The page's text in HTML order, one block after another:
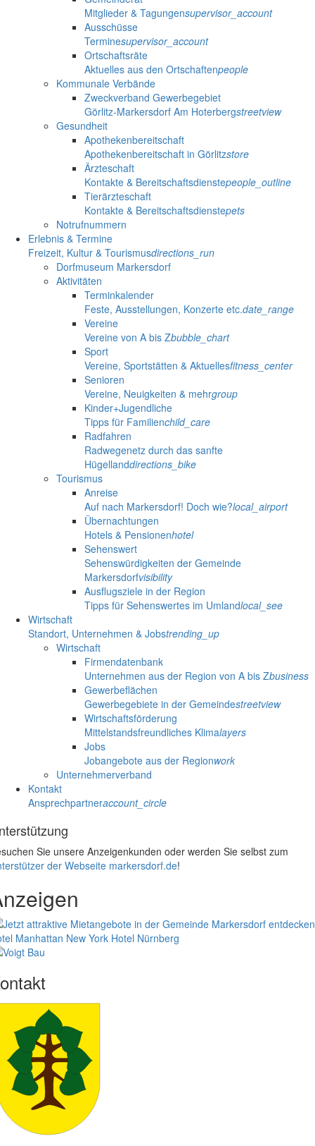
Mitglieder & Tagungensupervisor_account
Ausschüsse
Terminesupervisor_account
Ortschaftsräte
Aktuelles aus den Ortschaftenpeople
Kommunale Verbände
Zweckverband Gewerbegebiet
Görlitz-Markersdorf Am Hoterbergstreetview
Gesundheit
Apothekenbereitschaft
Apothekenbereitschaft in Görlitzstore
Ärzteschaft
Kontakte & Bereitschaftsdienstepeople_outline
Tierärzteschaft
Kontakte & Bereitschaftsdienstepets
Notrufnummern
Erlebnis & Termine
Freizeit, Kultur & Tourismusdirections_run
Dorfmuseum Markersdorf
Aktivitäten
Terminkalender
Feste, Ausstellungen, Konzerte etc.date_range
Vereine
Vereine von A bis Zbubble_chart
Sport
Vereine, Sportstätten & Aktuellesfitness_center
Senioren
Vereine, Neuigkeiten & mehrgroup
Kinder+Jugendliche
Tipps für Familienchild_care
Radfahren
Radwegenetz durch das sanfte
Hügellanddirections_bike
Tourismus
Anreise
Auf nach Markersdorf! Doch wie?local_airport
Übernachtungen
Hotels & Pensionenhotel
Sehenswert
Sehenswürdigkeiten der Gemeinde
Markersdorfvisibility
Ausflugsziele in der Region
Tipps für Sehenswertes im Umlandlocal_see
Wirtschaft
Standort, Unternehmen & Jobstrending_up
Wirtschaft
Firmendatenbank
Unternehmen aus der Region von A bis Zbusiness
Gewerbeflächen
Gewerbegebiete in der Gemeindestreetview
Wirtschaftsförderung
Mittelstandsfreundliches Klimalayers
Jobs
Jobangebote aus der Regionwork
Unternehmerverband
Kontakt
Ansprechpartneraccount_circle
Sie unsere Anzeigenkunden oder werden Sie selbst zum
der Webseite markersdorf.de!
Manhattan New York Hotel Nürnberg